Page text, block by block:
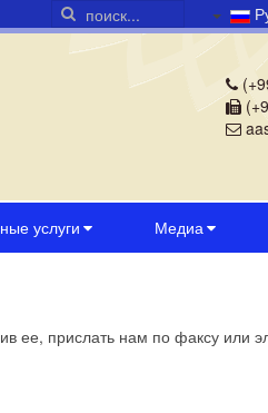
услуги Медиа
ее, прислать нам по факсу или